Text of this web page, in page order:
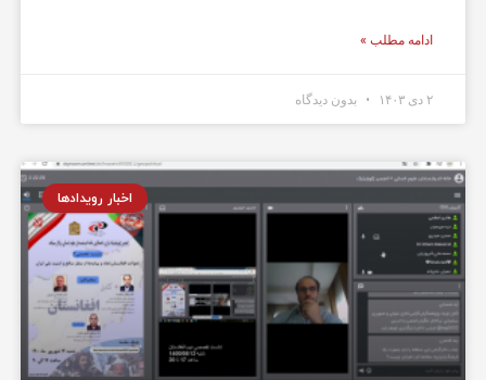
ادامه مطلب »
۲ دی ۱۴۰۳ بدون دیدگاه
اخبار رویدادها